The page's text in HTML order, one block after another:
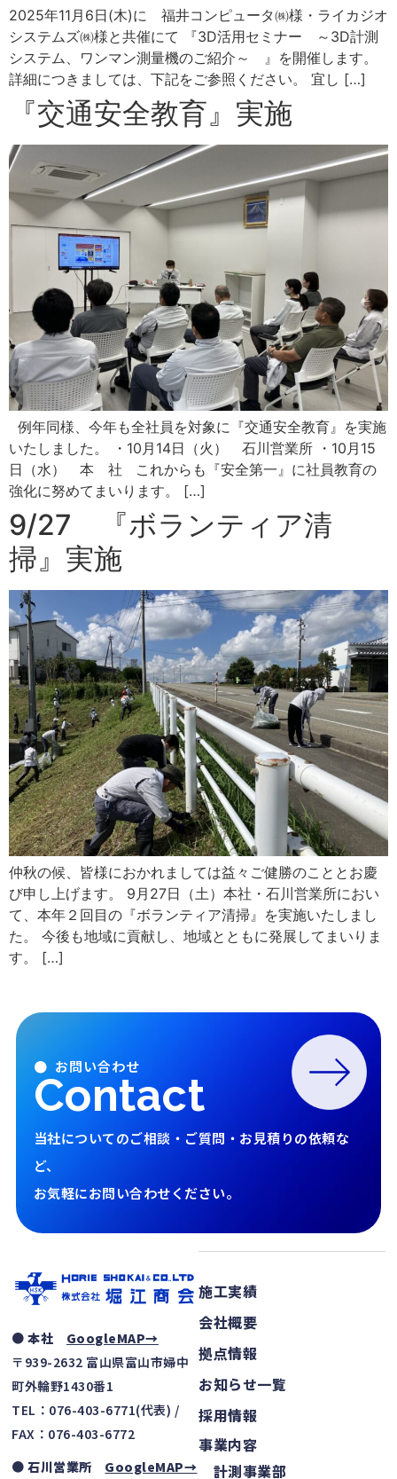
2025年11月6日(木)に 福井コンピュータ㈱様・ライカジオ
システムズ㈱様と共催にて 『3D活用セミナー ～3D計測
システム、ワンマン測量機のご紹介～ 』を開催します。
詳細につきましては、下記をご参照ください。 宜し […]
『交通安全教育』実施
例年同様、今年も全社員を対象に『交通安全教育』を実施
いたしました。 ・10月14日（火） 石川営業所 ・10月15
日（水） 本 社 これからも『安全第一』に社員教育の
強化に努めてまいります。 […]
9/27 『ボランティア清
掃』実施
仲秋の候、皆様におかれましては益々ご健勝のこととお慶
び申し上げます。 9月27日（土）本社・石川営業所におい
て、本年２回目の『ボランティア清掃』を実施いたしまし
た。 今後も地域に貢献し、地域とともに発展してまいりま
す。 […]
● お問い合わせ
Contact
当社についてのご相談・ご質問・お見積りの依頼な
ど、
お気軽にお問い合わせください。
● 本社 GoogleMAP→
〒939-2632 富山県富山市婦中
町外輪野1430番1
TEL：076-403-6771(代表) /
FAX：076-403-6772
● 石川営業所 GoogleMAP→
施工実績
会社概要
拠点情報
お知らせ一覧
採用情報
事業内容
計測事業部